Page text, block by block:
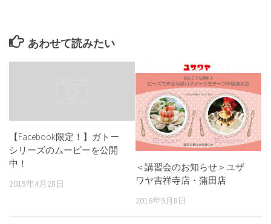
あわせて読みたい
【Facebook限定！】ガトー
シリーズのムービーを公開
中！
2015年4月28日
＜講習会のお知らせ＞ユザ
ワヤ吉祥寺店・蒲田店
2016年9月8日